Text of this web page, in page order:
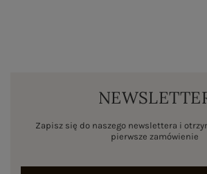
Zapisz się do naszego newslettera i
pierwsze zamówienie